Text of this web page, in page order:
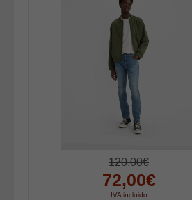
120,00€
72,00€
IVA incluido